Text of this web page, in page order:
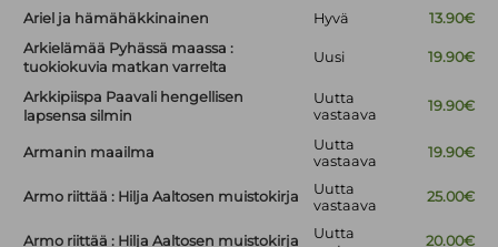
Ariel ja hämähäkkinainen Hyvä
13.90€
Arkielämää Pyhässä maassa :
tuokiokuvia matkan varrelta
Uusi 19.90€
Arkkipiispa Paavali hengellisen
lapsensa silmin
Uutta
vastaava
19.90€
Armanin maailma
Uutta
vastaava
19.90€
Armo riittää : Hilja Aaltosen muistokirja
Uutta
vastaava
25.00€
Armo riittää : Hilja Aaltosen muistokirja
Uutta
20.00€